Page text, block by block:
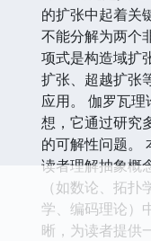
的扩张中起着关
不能分解为两个
项式是构造域扩
扩张、超越扩张
应用。 伽罗瓦
想，它通过研究
的可解性问题。
读者理解抽象概
（如数论、拓
学、编码理论）
晰，为读者提供